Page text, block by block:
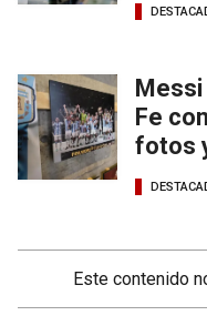
Messi
Fe
fotos
Este contenido